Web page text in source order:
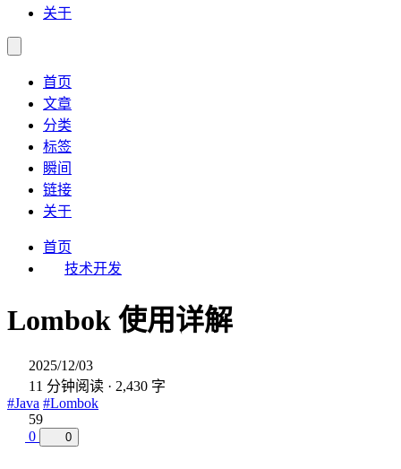
关于
首页
文章
分类
标签
瞬间
链接
关于
首页
技术开发
Lombok 使用详解
2025/12/03
11 分钟阅读 · 2,430 字
#Java #Lombok
59
0
0